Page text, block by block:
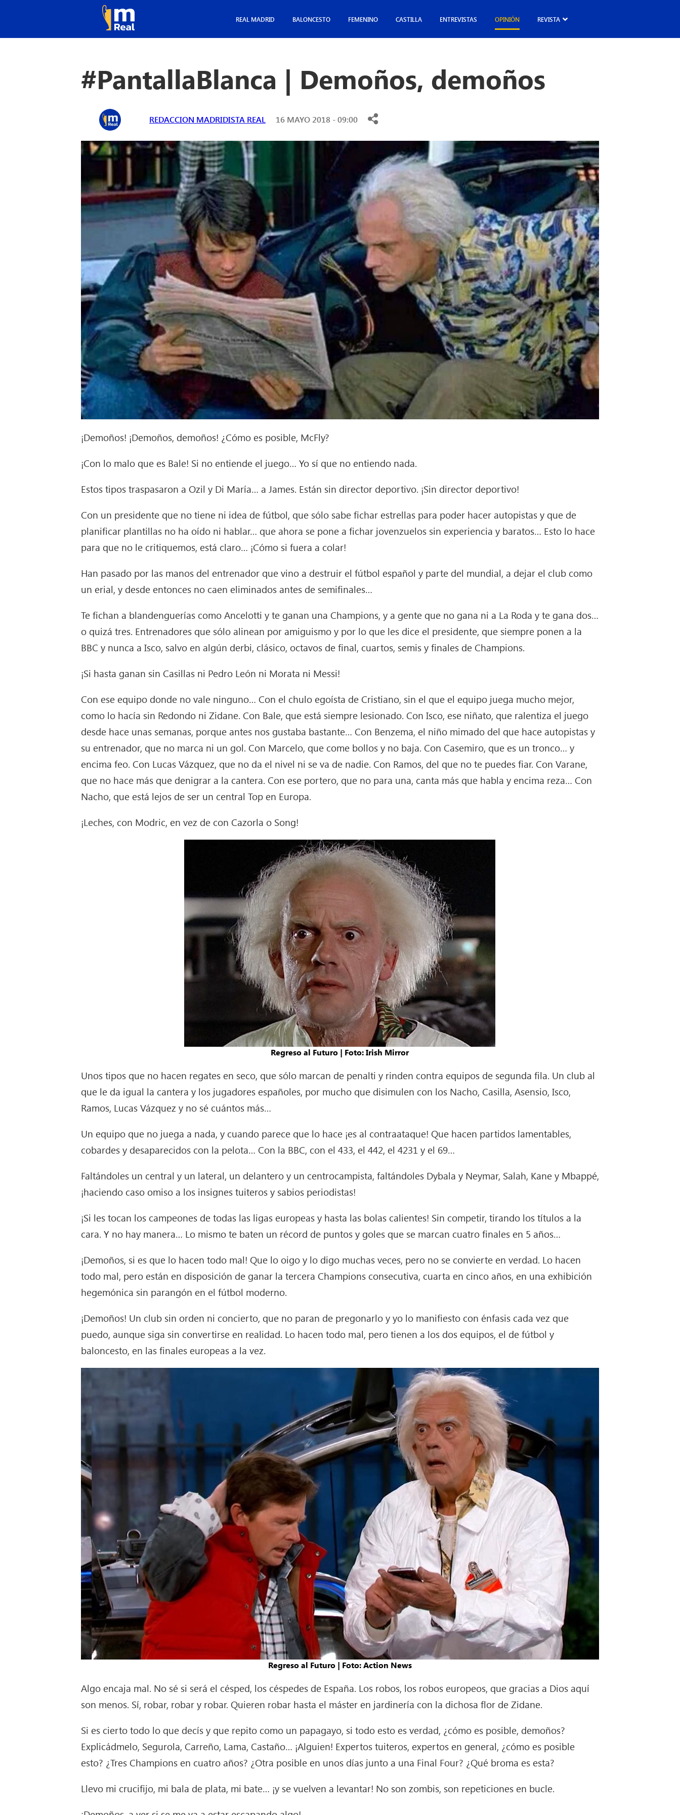
REAL MADRID BALONCESTO FEMENINO CASTILLA ENTREVISTAS OPINIÓN REVISTA
#PantallaBlanca | Demoños, demoños
REDACCION MADRIDISTA REAL 16 MAYO 2018 - 09:00
¡Demoños! ¡Demoños, demoños! ¿Cómo es posible, McFly?
¡Con lo malo que es Bale! Si no entiende el juego… Yo sí que no entiendo nada.
Estos tipos traspasaron a Ozil y Di María… a James. Están sin director deportivo. ¡Sin director deportivo!
Con un presidente que no tiene ni idea de fútbol, que sólo sabe fichar estrellas para poder hacer autopistas y que de
planificar plantillas no ha oído ni hablar… que ahora se pone a fichar jovenzuelos sin experiencia y baratos… Esto lo hace
para que no le critiquemos, está claro… ¡Cómo si fuera a colar!
Han pasado por las manos del entrenador que vino a destruir el fútbol español y parte del mundial, a dejar el club como
un erial, y desde entonces no caen eliminados antes de semifinales…
Te fichan a blandenguerías como Ancelotti y te ganan una Champions, y a gente que no gana ni a La Roda y te gana dos…
o quizá tres. Entrenadores que sólo alinean por amiguismo y por lo que les dice el presidente, que siempre ponen a la
BBC y nunca a Isco, salvo en algún derbi, clásico, octavos de final, cuartos, semis y finales de Champions.
¡Si hasta ganan sin Casillas ni Pedro León ni Morata ni Messi!
Con ese equipo donde no vale ninguno… Con el chulo egoísta de Cristiano, sin el que el equipo juega mucho mejor,
como lo hacía sin Redondo ni Zidane. Con Bale, que está siempre lesionado. Con Isco, ese niñato, que ralentiza el juego
desde hace unas semanas, porque antes nos gustaba bastante… Con Benzema, el niño mimado del que hace autopistas y
su entrenador, que no marca ni un gol. Con Marcelo, que come bollos y no baja. Con Casemiro, que es un tronco… y
encima feo. Con Lucas Vázquez, que no da el nivel ni se va de nadie. Con Ramos, del que no te puedes fiar. Con Varane,
que no hace más que denigrar a la cantera. Con ese portero, que no para una, canta más que habla y encima reza… Con
Nacho, que está lejos de ser un central Top en Europa.
¡Leches, con Modric, en vez de con Cazorla o Song!
Regreso al Futuro | Foto: Irish Mirror
Unos tipos que no hacen regates en seco, que sólo marcan de penalti y rinden contra equipos de segunda fila. Un club al
que le da igual la cantera y los jugadores españoles, por mucho que disimulen con los Nacho, Casilla, Asensio, Isco,
Ramos, Lucas Vázquez y no sé cuántos más…
Un equipo que no juega a nada, y cuando parece que lo hace ¡es al contraataque! Que hacen partidos lamentables,
cobardes y desaparecidos con la pelota… Con la BBC, con el 433, el 442, el 4231 y el 69…
Faltándoles un central y un lateral, un delantero y un centrocampista, faltándoles Dybala y Neymar, Salah, Kane y Mbappé,
¡haciendo caso omiso a los insignes tuiteros y sabios periodistas!
¡Si les tocan los campeones de todas las ligas europeas y hasta las bolas calientes! Sin competir, tirando los títulos a la
cara. Y no hay manera… Lo mismo te baten un récord de puntos y goles que se marcan cuatro finales en 5 años…
¡Demoños, si es que lo hacen todo mal! Que lo oigo y lo digo muchas veces, pero no se convierte en verdad. Lo hacen
todo mal, pero están en disposición de ganar la tercera Champions consecutiva, cuarta en cinco años, en una exhibición
hegemónica sin parangón en el fútbol moderno.
¡Demoños! Un club sin orden ni concierto, que no paran de pregonarlo y yo lo manifiesto con énfasis cada vez que
puedo, aunque siga sin convertirse en realidad. Lo hacen todo mal, pero tienen a los dos equipos, el de fútbol y
baloncesto, en las finales europeas a la vez.
Regreso al Futuro | Foto: Action News
Algo encaja mal. No sé si será el césped, los céspedes de España. Los robos, los robos europeos, que gracias a Dios aquí
son menos. Sí, robar, robar y robar. Quieren robar hasta el máster en jardinería con la dichosa flor de Zidane.
Si es cierto todo lo que decís y que repito como un papagayo, si todo esto es verdad, ¿cómo es posible, demoños?
Explicádmelo, Segurola, Carreño, Lama, Castaño… ¡Alguien! Expertos tuiteros, expertos en general, ¿cómo es posible
esto? ¿Tres Champions en cuatro años? ¿Otra posible en unos días junto a una Final Four? ¿Qué broma es esta?
Llevo mi crucifijo, mi bala de plata, mi bate… ¡y se vuelven a levantar! No son zombis, son repeticiones en bucle.